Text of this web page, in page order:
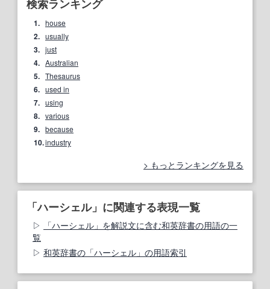
検索ランキング
1. house
2. usually
3. just
4. Australian
5. Thesaurus
6. used in
7. using
8. various
9. because
10.industry
もっとランキングを見る
「ハーシェル」に関連する表現一覧
「ハーシェル」を解説文に含む和英辞書の用語の一
覧
和英辞書の「ハーシェル」の用語索引